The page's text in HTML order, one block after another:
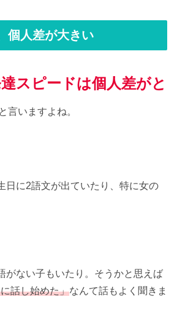
個人差が大きい
スピードは個人差がと
と言いますよね。
日に2語文が出ていたり、特に女の
がない子もいたり。そうかと思えば
話し始めた」なんて話もよく聞きま